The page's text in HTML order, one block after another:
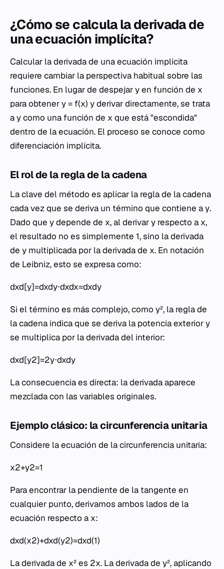
¿Cómo se calcula la derivada de
una ecuación implícita?
Calcular la derivada de una ecuación implícita
requiere cambiar la perspectiva habitual sobre las
funciones. En lugar de despejaryen función de x
para obtenery= f(x) y derivar directamente, se trata
aycomo una función de x que está "escondida"
dentro de la ecuación. El proceso se conoce como
diferenciación implícita.
El rol de la regla de la cadena
La clave del método es aplicar la regla de la cadena
cada vez que se deriva un término que contiene ay.
Dado que ydepende de x, al derivary respecto a x,
el resultado no es simplemente 1, sino la derivada
de y multiplicada por la derivada de x. En notación
de Leibniz, esto se expresa como:
dxd​[y]=dxdy​⋅dxdx​=dxdy​
Si el término es más complejo, como y², la regla de
la cadena indica que se deriva la potencia exterior y
se multiplica por la derivada del interior:
dxd​[y2]=2y⋅dxdy​
La consecuencia es directa: la derivada aparece
mezclada con las variables originales.
Ejemplo clásico: la circunferencia unitaria
Considere la ecuación de la circunferencia unitaria:
x2+y2=1
Para encontrar la pendiente de la tangente en
cualquier punto, derivamos ambos lados de la
ecuación respecto a x:
dxd​(x2)+dxd​(y2)=dxd​(1)
La derivada de x² es 2x. La derivada de y², aplicando